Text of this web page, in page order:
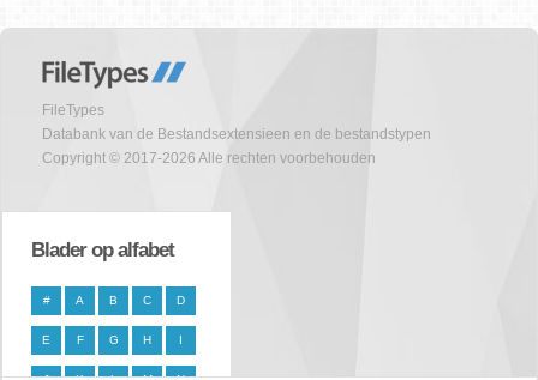
FileTypes
Databank van de Bestandsextensieen en de bestandstypen
Copyright © 2017-2026 Alle rechten voorbehouden
Blader op alfabet
# A B C D
E F G H I